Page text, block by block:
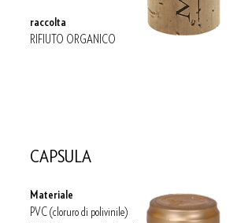
raccolta
RIFIUTO ORGANICO
CAPSULA
Materiale
PVC (cloruro di polivinile)